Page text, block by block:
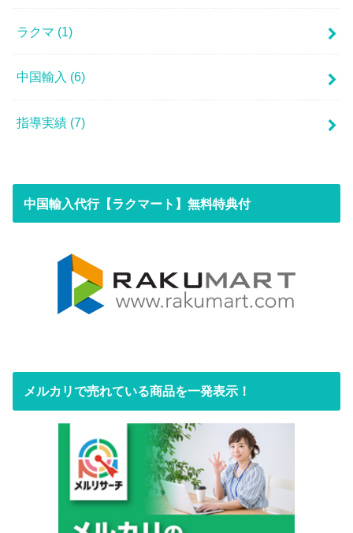
ラクマ (1)
中国輸入 (6)
指導実績 (7)
中国輸入代行【ラクマート】無料特典付
メルカリで売れている商品を一発表示！